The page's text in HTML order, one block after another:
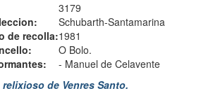
3179
Schubarth-Santamarina
de recolla:1981
O Bolo.
- Manuel de Celavente
relixioso de Venres Santo.